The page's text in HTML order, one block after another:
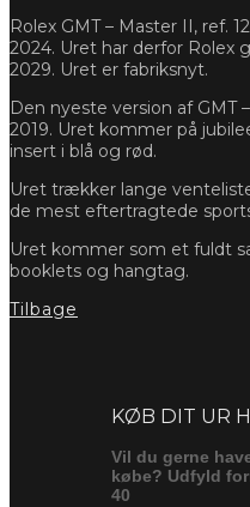
Rolex GMT – Master II, ref.
2024. Uret har derfor Rolex
2029. Uret er fabriksnyt.
Den nyeste version af GMT
2019. Uret kommer på
insert i blå og rød.
Uret trækker lange
de mest eftertragtede
Uret kommer som et fuldt
booklets og hangtag.
Tilbage
KØB DIT UR
Vil du gerne
købe? Udfyld
40